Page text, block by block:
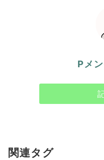
Pメ
関連タグ